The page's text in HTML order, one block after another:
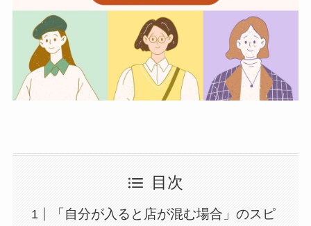
目次
「自分が入ると店が混む場合」のスピ